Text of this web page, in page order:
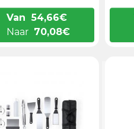
Van 54,66€
Naar 70,08€